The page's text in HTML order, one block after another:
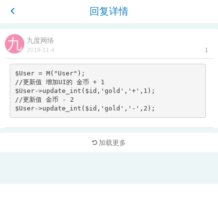
回复详情
九度网络
2019-11-4 1
$User = M( "User" ) ;
//更新值 增加UI的 金币 + 1
$User->update_int ( $id , 'gold' , '+' , 1 ) ;
//更新值 金币 - 2
$User->update_int ( $id , 'gold' , '-' , 2 ) ;
加载更多